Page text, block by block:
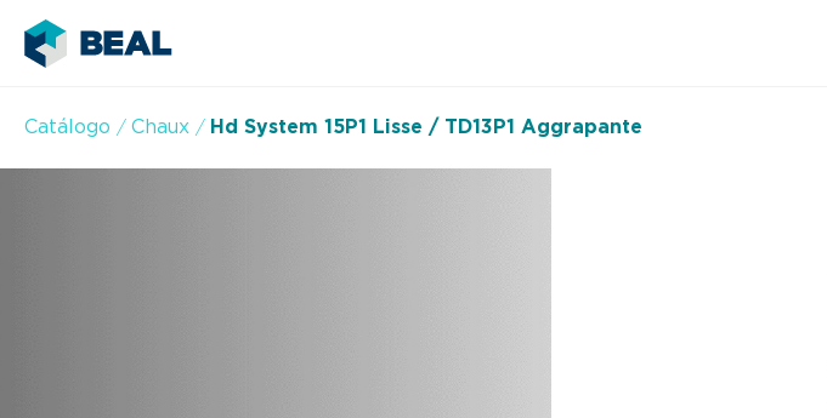
Catálogo Chaux Hd System 15P1 Lisse / TD13P1 Aggrapante